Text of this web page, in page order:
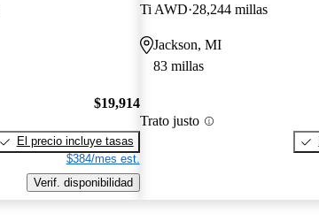
$19,914
El precio incluye tasas
$384/mes est.
Verif. disponibilidad
Ti AWD 28,244 millas
Jackson, MI
83 millas
Trato justo